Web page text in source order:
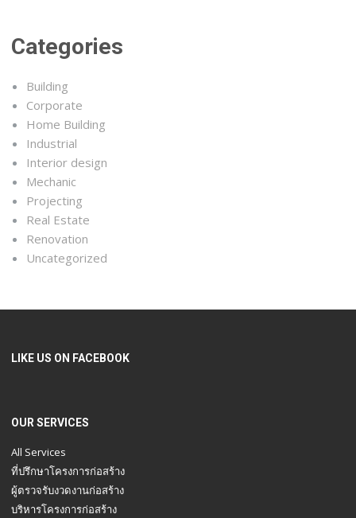
Categories
Building
Corporate
Home Building
Industrial
Interior design
Mechanic
Projecting
Real Estate
Renovation
Uncategorized
LIKE US ON FACEBOOK
OUR SERVICES
All Services
ที่ปรึกษาโครงการก่อสร้าง
ผู้ตรวจรับงวดงานก่อสร้าง
บริหารโครงการก่อสร้าง